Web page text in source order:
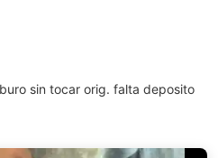
sin tocar orig. falta deposito